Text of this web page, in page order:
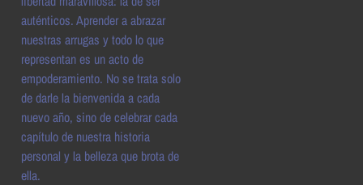
auténticos. Aprender a abrazar
nuestras arrugas y todo lo que
representan es un acto de
empoderamiento. No se trata solo
de darle la bienvenida a cada
nuevo año, sino de celebrar cada
capítulo de nuestra historia
personal y la belleza que brota de
ella.